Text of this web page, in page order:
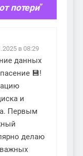
потери”
в 08:29
данных
💾!
и
Первым
делаю